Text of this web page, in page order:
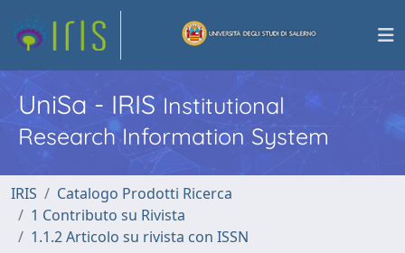
UniSa - IRISInstitutional
Research Information System
IRIS
Catalogo Prodotti Ricerca
1 Contributo su Rivista
1.1.2 Articolo su rivista con ISSN